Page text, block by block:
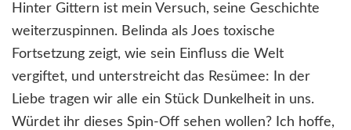
Hinter Gittern ist mein Versuch, seine Geschichte
weiterzuspinnen. Belinda als Joes toxische
Fortsetzung zeigt, wie sein Einfluss die Welt
vergiftet, und unterstreicht das Resümee: In der
Liebe tragen wir alle ein Stück Dunkelheit in uns.
Würdet ihr dieses Spin-Off sehen wollen? Ich hoffe,